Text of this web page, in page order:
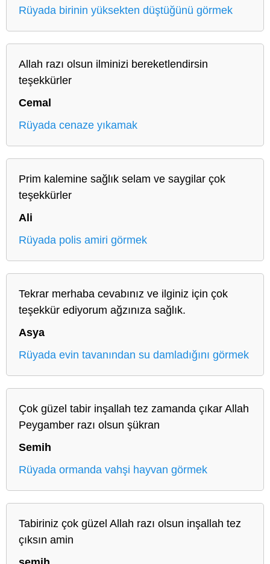
Rüyada birinin yüksekten düştüğünü görmek
Allah razı olsun ilminizi bereketlendirsin
teşekkürler
Cemal
Rüyada cenaze yıkamak
Prim kalemine sağlık selam ve saygilar çok
teşekkürler
Ali
Rüyada polis amiri görmek
Tekrar merhaba cevabınız ve ilginiz için çok
teşekkür ediyorum ağzınıza sağlık.
Asya
Rüyada evin tavanından su damladığını görmek
Çok güzel tabir inşallah tez zamanda çıkar Allah
Peygamber razı olsun şükran
Semih
Rüyada ormanda vahşi hayvan görmek
Tabiriniz çok güzel Allah razı olsun inşallah tez
çıksın amin